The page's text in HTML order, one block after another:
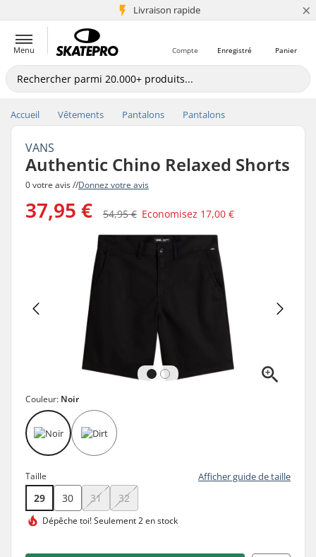
Livraison rapide
+5 mio de clients ×
Menu Panier
Enregistré
Compte
Accueil Vêtements Pantalons Pantalons
VANS
Authentic Chino Relaxed Shorts
0 votre avis //Donnez votre avis
37,95 € 54,95 € Economisez 17,00 €
Couleur: Noir
Taille Afficher guide de taille
29 30 31 32
Dépêche toi!Seulement 2 en stock